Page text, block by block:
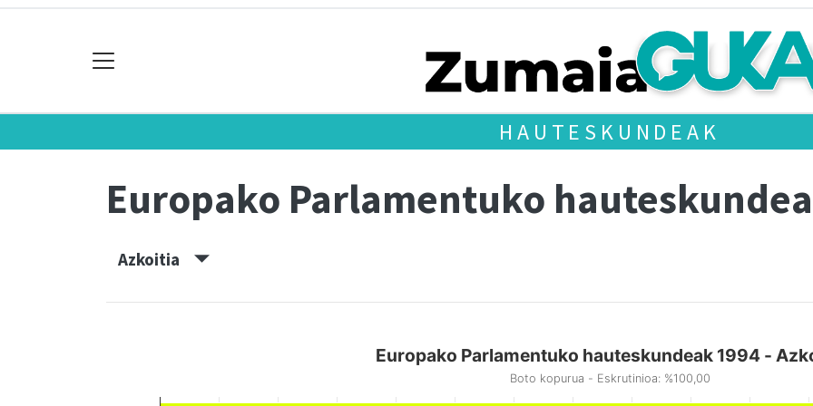
HAUTESKUNDEAK
Europako Parlamentuko
Azkoitia
Europako Parlamentuko hauteskundeak 1994 -
Boto kopurua - Eskrutinioa: %100,00